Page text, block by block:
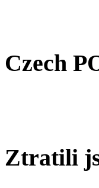
Czech
Ztratili